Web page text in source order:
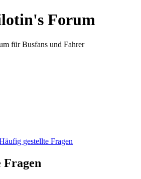
Forum
für Busfans und Fahrer
gestellte Fragen
Fragen